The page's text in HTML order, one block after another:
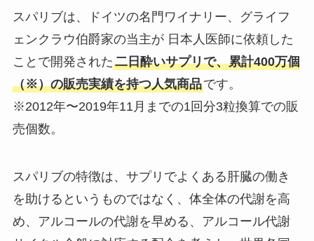
スパリブは、ドイツの名門ワイナリー、グライフ
ェンクラウ伯爵家の当主が 日本人医師に依頼した
ことで開発された二日酔いサプリで、累計400万個
（※）の販売実績を持つ人気商品です。
※2012年〜2019年11月までの1回分3粒換算での販
売個数。
スパリブの特徴は、サプリでよくある肝臓の働き
を助けるというものではなく、体全体の代謝を高
め、アルコールの代謝を早める、アルコール代謝